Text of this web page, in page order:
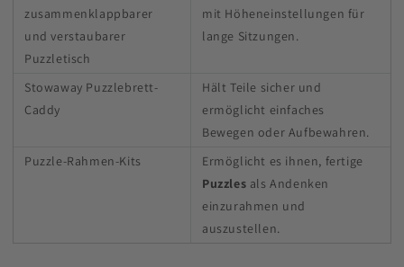
zusammenklappbarer
und verstaubarer
Puzzletisch
mit Höheneinstellungen für
lange Sitzungen.
Stowaway Puzzlebrett-
Caddy
Hält Teile sicher und
ermöglicht einfaches
Bewegen oder Aufbewahren.
Puzzle-Rahmen-Kits
Ermöglicht es ihnen, fertige
Puzzles als Andenken
einzurahmen und
auszustellen.